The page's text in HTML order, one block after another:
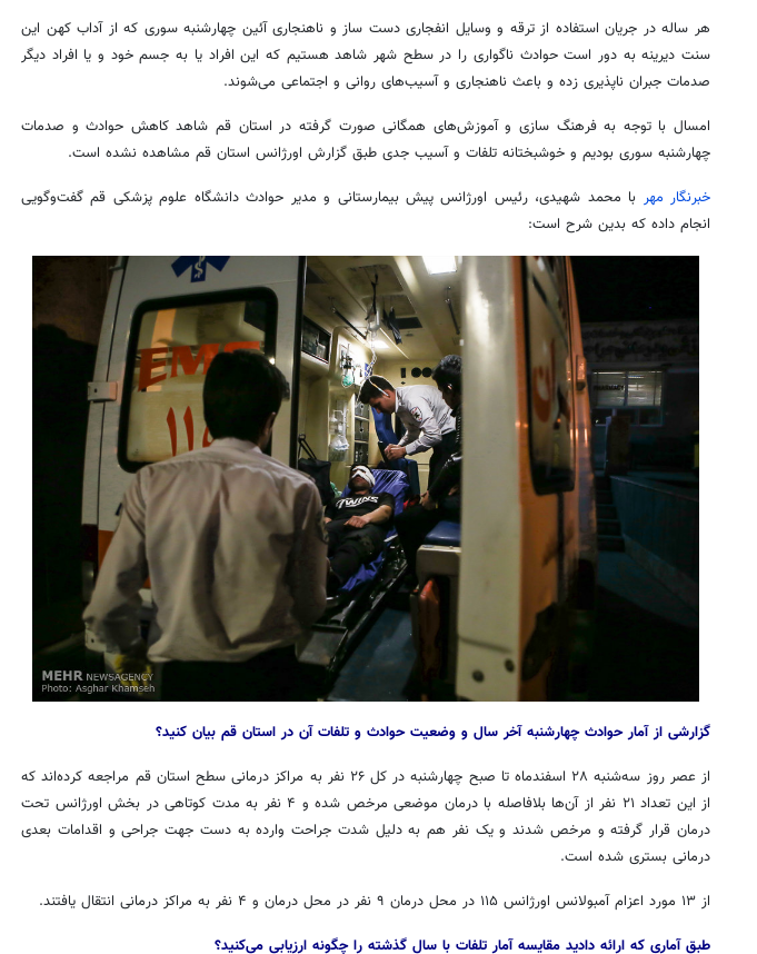
هر ساله در جریان استفاده از ترقه و وسایل انفجاری دست ساز و ناهنجاریآئین چهارشنبه سوری که از آداب کهن این
سنت دیرینه به دور است حوادث ناگواری را در سطح شهر شاهد هستیم که این افراد یا به جسم خود و یا افراد دیگر
صدمات جبران ناپذیری زده و باعث ناهنجاری و آسیب‌های روانی و اجتماعی می‌شوند.
امسال با توجه به فرهنگ سازی و آموزش‌های همگانی صورت گرفته در استان قم شاهد کاهش حوادث و صدمات
چهارشنبه سوری بودیم و خوشبختانه تلفات و آسیب جدی طبق گزارش اورژانس استان قم مشاهده نشده است.
خبرنگار مهر با محمد شهیدی، رئیس اورژانس پیش بیمارستانی و مدیر حوادث دانشگاه علوم پزشکی قم گفت‌وگویی
انجام داده که بدین شرح است:
گزارشی از آمار حوادث چهارشنبه آخر سال و وضعیت حوادث و تلفات آن در استان قم بیان کنید؟
از عصر روز سه‌شنبه ۲۸ اسفندماه تا صبح چهارشنبه در کل ۲۶ نفر به مراکز درمانی سطح استان قم مراجعه کرده‌اند که
از این تعداد ۲۱ نفر از آن‌ها بلافاصله با درمان موضعی مرخص شده و ۴ نفر به مدت کوتاهی در بخش اورژانس تحت
درمان قرار گرفته و مرخص شدند و یک نفر هم به دلیل شدت جراحت وارده به دست جهت جراحی و اقدامات بعدی
درمانی بستری شده است.
از ۱۳ مورد اعزام آمبولانس اورژانس ۱۱۵ در محل درمان ۹ نفر در محل درمان و ۴ نفر به مراکز درمانی انتقال یافتند.
طبق آماری که ارائه دادید مقایسه آمار تلفات با سال گذشته را چگونه ارزیابی می‌کنید؟
روزنامه‌های صبح شنبه ۱۷ مرداد ۱۴۰۵ روزنامه‌های اقتصادی شنبه ۱۷ مرداد ۱۴۰۵